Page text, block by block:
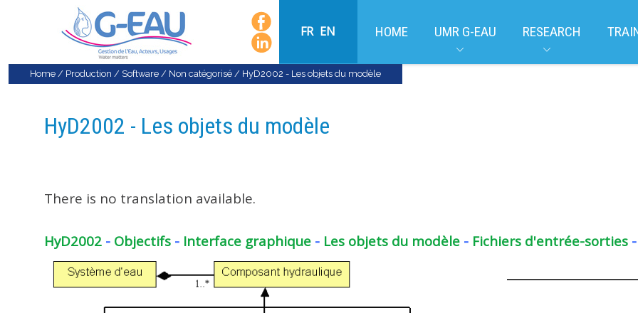
FR EN HOME UMR G-EAU RESEARCH
Home / Production / Software / Non catégorisé / HyD2002 - Les objets du modèle
HyD2002 - Les objets du modèle
There is no translation available.
HyD2002 - Objectifs - Interface graphique - Les objets du modèle - Fichiers d'entrée-sorties